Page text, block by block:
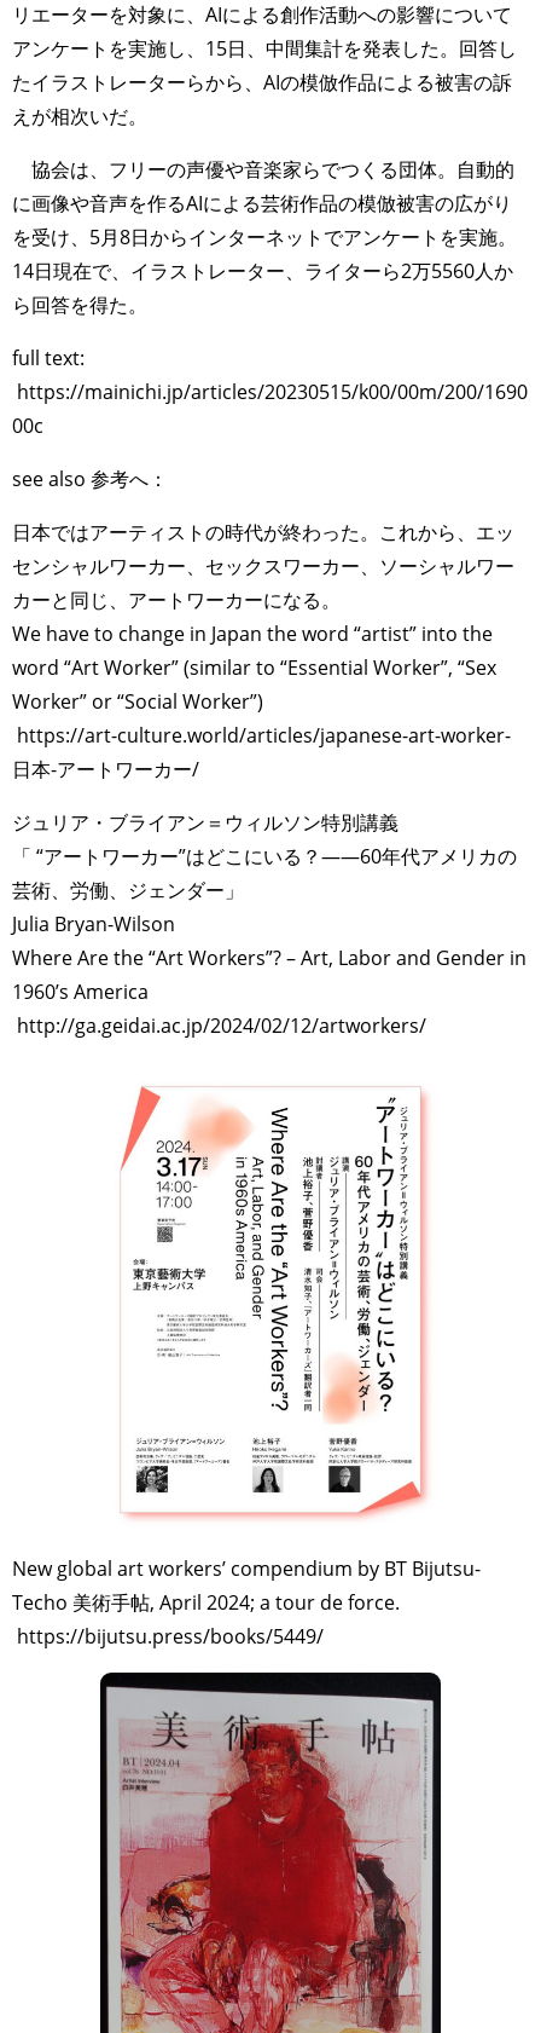
リエーターを対象に、AIによる創作活動への影響について
アンケートを実施し、15日、中間集計を発表した。回答し
たイラストレーターらから、AIの模倣作品による被害の訴
えが相次いだ。
協会は、フリーの声優や音楽家らでつくる団体。自動的
に画像や音声を作るAIによる芸術作品の模倣被害の広がり
を受け、5月8日からインターネットでアンケートを実施。
14日現在で、イラストレーター、ライターら2万5560人か
ら回答を得た。
full text:
https://mainichi.jp/articles/20230515/k00/00m/200/1690
00c
see also 参考へ：
日本ではアーティストの時代が終わった。これから、エッ
センシャルワーカー、セックスワーカー、ソーシャルワー
カーと同じ、アートワーカーになる。
We have to change in Japan the word “artist” into the
word “Art Worker” (similar to “Essential Worker”, “Sex
Worker” or “Social Worker”)
https://art-culture.world/articles/japanese-art-worker-
日本-アートワーカー/
ジュリア・ブライアン＝ウィルソン特別講義
「 “アートワーカー”はどこにいる？——60年代アメリカの
芸術、労働、ジェンダー」
Julia Bryan-Wilson
Where Are the “Art Workers”? – Art, Labor and Gender in
1960’s America
http://ga.geidai.ac.jp/2024/02/12/artworkers/
New global art workers’ compendium by BT Bijutsu-
Techo 美術手帖, April 2024; a tour de force.
https://bijutsu.press/books/5449/